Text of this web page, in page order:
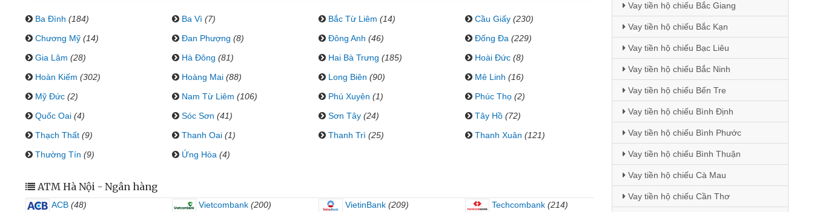
Ba Đình (184) Ba Vì (7) Bắc Từ Liêm (14) Cầu Giấy (230)
Chương Mỹ (14) Đan Phượng (8) Đông Anh (46) Đống Đa (229)
Gia Lâm (28) Hà Đông (81) Hai Bà Trưng (185) Hoài Đức (8)
Hoàn Kiếm (302) Hoàng Mai (88) Long Biên (90) Mê Linh (16)
Mỹ Đức (2) Nam Từ Liêm (106) Phú Xuyên (1) Phúc Thọ (2)
Quốc Oai (4) Sóc Sơn (41) Sơn Tây (24) Tây Hồ (72)
Thạch Thất (9) Thanh Oai (1) Thanh Trì (25) Thanh Xuân (121)
Thường Tín (9) Ứng Hòa (4)
ATM Hà Nội - Ngân hàng
ACB (48) Vietcombank (200) VietinBank (209) Techcombank (214)
Vay tiền hộ chiếu Bắc Giang
Vay tiền hộ chiếu Bắc Kạn
Vay tiền hộ chiếu Bạc Liêu
Vay tiền hộ chiếu Bắc Ninh
Vay tiền hộ chiếu Bến Tre
Vay tiền hộ chiếu Bình Định
Vay tiền hộ chiếu Bình Phước
Vay tiền hộ chiếu Bình Thuận
Vay tiền hộ chiếu Cà Mau
Vay tiền hộ chiếu Cần Thơ